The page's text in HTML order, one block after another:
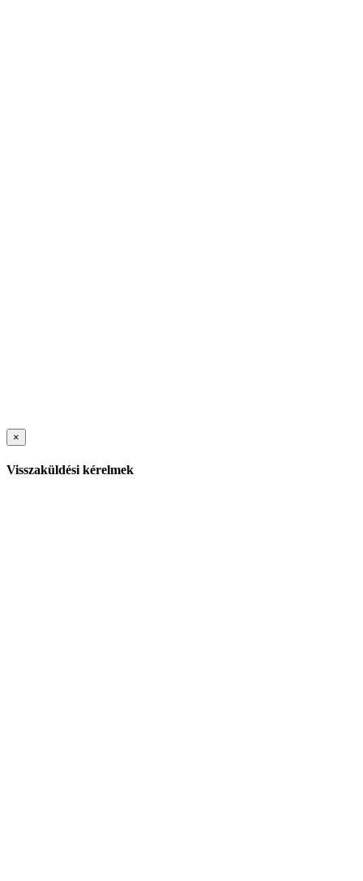
×
Visszaküldési kérelmek